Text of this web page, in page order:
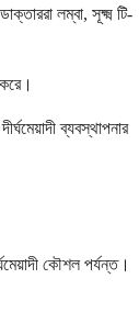
লম্বা, সূক্ষ্ম টি-
ব্যবস্থাপনার
কৌশল পর্যন্ত।